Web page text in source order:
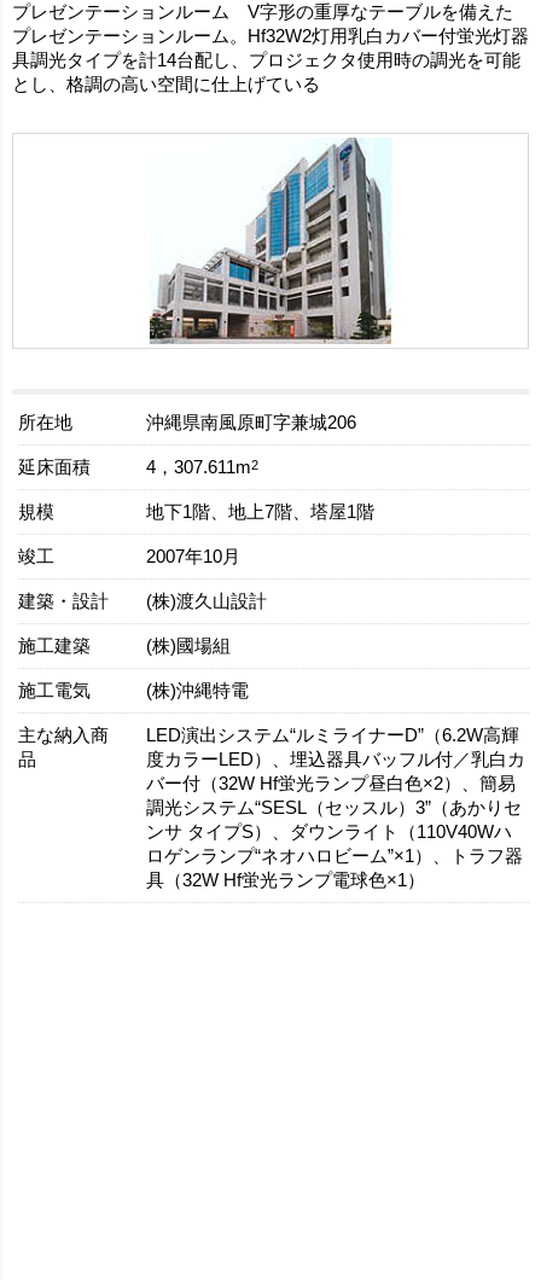
プレゼンテーションルーム V字形の重厚なテーブルを備えた
プレゼンテーションルーム。Hf32W2灯用乳白カバー付蛍光灯器
具調光タイプを計14台配し、プロジェクタ使用時の調光を可能
とし、格調の高い空間に仕上げている
所在地 沖縄県南風原町字兼城206
延床面積 4，307.611m2
規模 地下1階、地上7階、塔屋1階
竣工 2007年10月
建築・設計 (株)渡久山設計
施工建築 (株)國場組
施工電気 (株)沖縄特電
主な納入商
品
LED演出システム“ルミライナーD”（6.2W高輝
度カラーLED）、埋込器具バッフル付／乳白カ
バー付（32W Hf蛍光ランプ昼白色×2）、簡易
調光システム“SESL（セッスル）3”（あかりセ
ンサ タイプS）、ダウンライト（110V40Wハ
ロゲンランプ“ネオハロビーム”×1）、トラフ器
具（32W Hf蛍光ランプ電球色×1）